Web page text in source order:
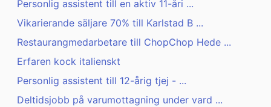
Personlig assistent till en aktiv 11-åri ...
Vikarierande säljare 70% till Karlstad B ...
Restaurangmedarbetare till ChopChop Hede ...
Erfaren kock italienskt
Personlig assistent till 12-årig tjej - ...
Deltidsjobb på varumottagning under vard ...